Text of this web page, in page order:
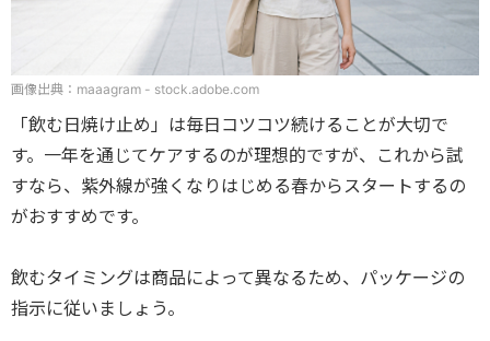
画像出典：maaagram - stock.adobe.com
「飲む日焼け止め」は毎日コツコツ続けることが大切で
す。一年を通じてケアするのが理想的ですが、これから試
すなら、紫外線が強くなりはじめる春からスタートするの
がおすすめです。
飲むタイミングは商品によって異なるため、パッケージの
指示に従いましょう。